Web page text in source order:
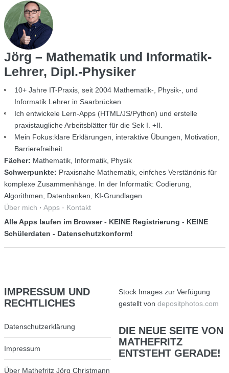
Jörg – Mathematik und Informatik-
Lehrer, Dipl.-Physiker
10+ Jahre IT-Praxis, seit 2004 Mathematik-, Physik-, und
Informatik Lehrer in Saarbrücken
Ich entwickele Lern-Apps (HTML/JS/Python) und erstelle
praxistaugliche Arbeitsblätter für die Sek I. +II.
Mein Fokus:klare Erklärungen, interaktive Übungen, Motivation,
Barrierefreiheit.
Fächer: Mathematik, Informatik, Physik
Schwerpunkte: Praxisnahe Mathematik, einfches Verständnis für
komplexe Zusammenhänge. In der Informatik: Codierung,
Algorithmen, Datenbanken, KI-Grundlagen
Über mich · Apps· Kontakt
Alle Apps laufen im Browser - KEINE Registrierung - KEINE
Schülerdaten - Datenschutzkonform!
IMPRESSUM UND
RECHTLICHES
Datenschutzerklärung
Impressum
Über Mathefritz Jörg Christmann
Stock Images zur Verfügung
gestellt von depositphotos.com
DIENEUE SEITE VON
MATHEFRITZ
ENTSTEHT GERADE!